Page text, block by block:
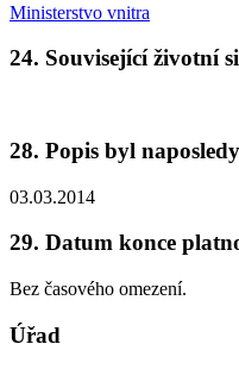
Ministerstvo vnitra
24. Související životní
28. Popis byl
03.03.2014
29. Datum konce
Bez časového omezení.
Úřad